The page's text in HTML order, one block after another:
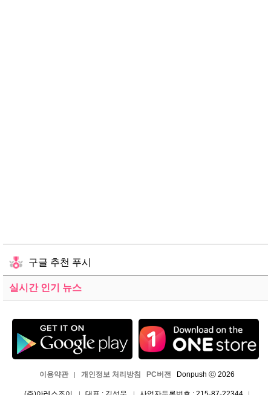
구글 추천 푸시
실시간 인기 뉴스
이용약관 개인정보 처리방침 PC버전 Donpush ⓒ 2026